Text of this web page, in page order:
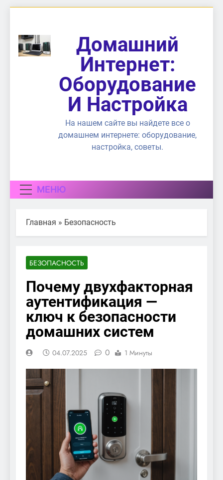
содержимому
Домашний
Интернет:
Оборудование
И Настройка
На нашем сайте вы найдете все о
домашнем интернете: оборудование,
настройка, советы.
МЕНЮ
Главная » Безопасность
БЕЗОПАСНОСТЬ
Почему двухфакторная
аутентификация —
ключ к безопасности
домашних систем
04.07.2025 0 1 Минуты